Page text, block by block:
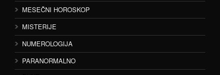
MESEČNI HOROSKOP
MISTERIJE
NUMEROLOGIJA
PARANORMALNO